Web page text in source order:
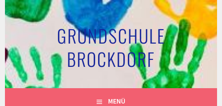
Springe
zum
GRUNDSCHULE
BROCKDORF
MENÜ